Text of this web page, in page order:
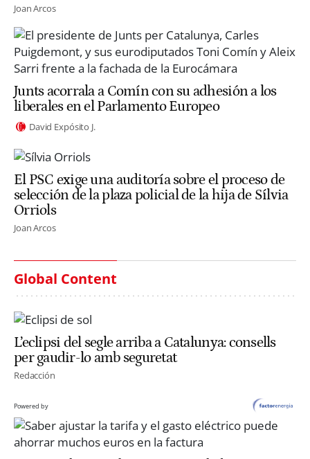
Joan Arcos
Junts acorrala a Comín con su adhesión a los
liberales en el Parlamento Europeo
David Expósito J.
El PSC exige una auditoría sobre el proceso de
selección de la plaza policial de la hija de Sílvia
Orriols
Joan Arcos
Global Content
L’eclipsi del segle arriba a Catalunya: consells
per gaudir-lo amb seguretat
Redacción
Powered by